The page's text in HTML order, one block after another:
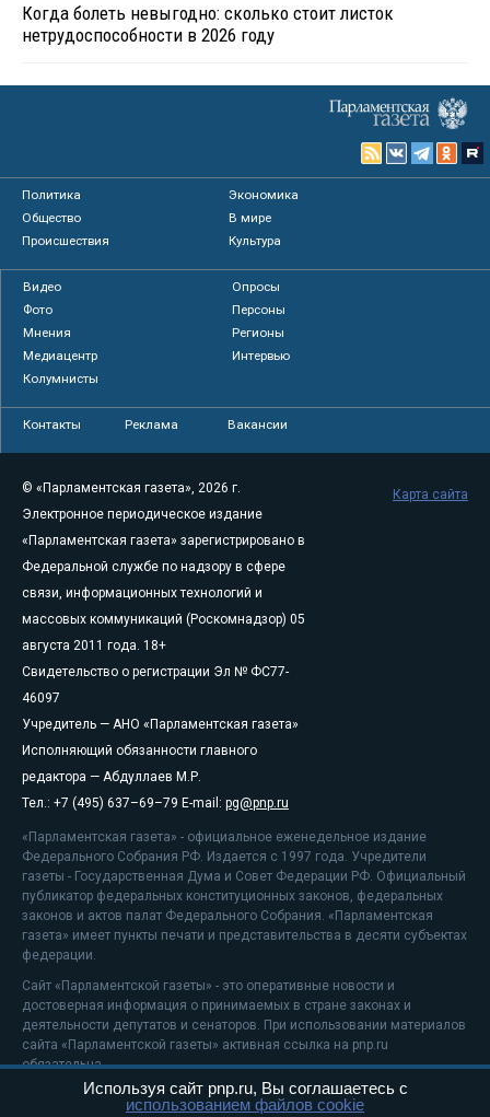
Когда болеть невыгодно: сколько стоит листок
нетрудоспособности в 2026 году
Политика
Экономика
Общество
В мире
Происшествия
Культура
Видео
Опросы
Фото
Персоны
Мнения
Регионы
Медиацентр
Интервью
Колумнисты
Контакты Реклама Вакансии
© «Парламентская газета», 2026 г.
Электронное периодическое издание
«Парламентская газета» зарегистрировано в
Федеральной службе по надзору в сфере
связи, информационных технологий и
массовых коммуникаций (Роскомнадзор) 05
августа 2011 года. 18+
Свидетельство о регистрации Эл № ФС77-
46097
Учредитель — АНО «Парламентская газета»
Исполняющий обязанности главного
редактора — Абдуллаев М.Р.
Тел.: +7 (495) 637–69–79 E-mail: pg@pnp.ru
«Парламентская газета» - официальное еженедельное издание
Федерального Собрания РФ. Издается с 1997 года. Учредители
газеты - Государственная Дума и Совет Федерации РФ. Официальный
публикатор федеральных конституционных законов, федеральных
законов и актов палат Федерального Собрания. «Парламентская
газета» имеет пункты печати и представительства в десяти субъектах
федерации.
Сайт «Парламентской газеты» - это оперативные новости и
достоверная информация о принимаемых в стране законах и
деятельности депутатов и сенаторов. При использовании материалов
сайта «Парламентской газеты» активная ссылка на pnp.ru
обязательна.
На информационном ресурсе применяютсярекомендательные
Карта сайта
Используя сайт pnp.ru, Вы соглашаетесь с
использованием файлов cookie